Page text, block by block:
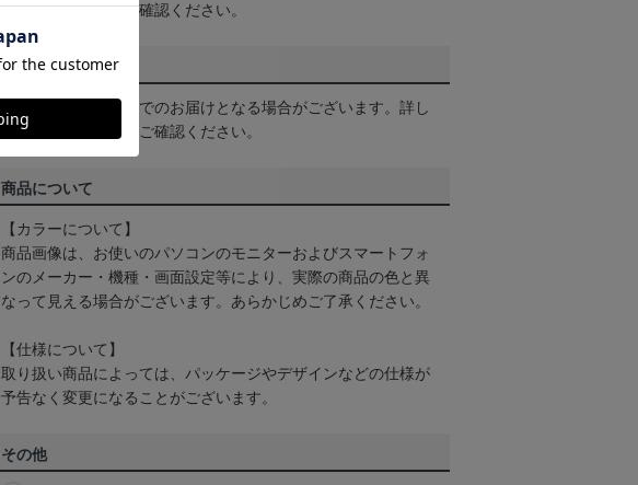
はヘルプページをご確認ください。
配送方法について
一部商品はメール便でのお届けとなる場合がございます。詳し
くは
をご確認ください。
商品について
【カラーについて】
商品画像は、お使いのパソコンのモニターおよびスマートフォ
ンのメーカー・機種・画面設定等により、実際の商品の色と異
なって見える場合がございます。あらかじめご了承ください。
【仕様について】
取り扱い商品によっては、パッケージやデザインなどの仕様が
予告なく変更になることがございます。
その他